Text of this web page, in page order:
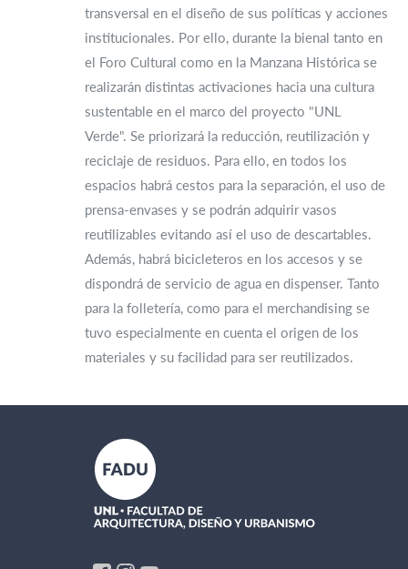
transversal en el diseño de sus políticas y acciones
institucionales. Por ello, durante la bienal tanto en
el Foro Cultural como en la Manzana Histórica se
realizarán distintas activaciones hacia una cultura
sustentable en el marco del proyecto "UNL
Verde". Se priorizará la reducción, reutilización y
reciclaje de residuos. Para ello, en todos los
espacios habrá cestos para la separación, el uso de
prensa-envases y se podrán adquirir vasos
reutilizables evitando así el uso de descartables.
Además, habrá bicicleteros en los accesos y se
dispondrá de servicio de agua en dispenser. Tanto
para la folletería, como para el merchandising se
tuvo especialmente en cuenta el origen de los
materiales y su facilidad para ser reutilizados.